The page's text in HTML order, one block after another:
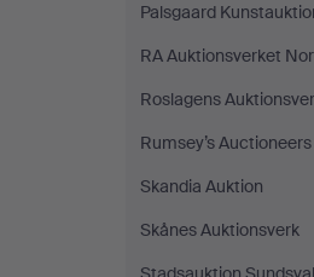
Palsgaard
RA Auktionsverket
Roslagens
Rumsey’s Auctioneers
Skandia Auktion
Skånes Auktionsverk